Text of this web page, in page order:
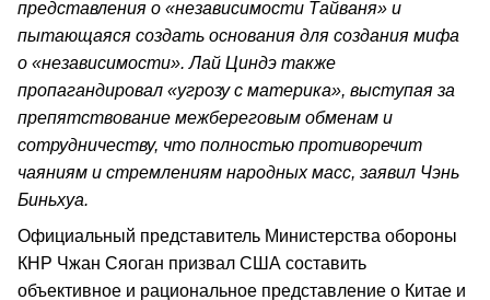
представления о «независимости Тайваня» и
пытающаяся создать основания для создания мифа
о «независимости». Лай Циндэ также
пропагандировал «угрозу с материка», выступая за
препятствование межбереговым обменам и
сотрудничеству, что полностью противоречит
чаяниям и стремлениям народных масс, заявил Чэнь
Биньхуа.
Официальный представитель Министерства обороны
КНР Чжан Сяоган призвал США составить
объективное и рациональное представление о Китае и